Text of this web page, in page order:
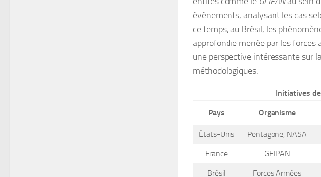
événements, analysant les cas
ce temps, au Brésil, les
approfondie menée par les forces
une perspective intéressante sur
méthodologiques.
Initiatives
Pays Organisme
États-Unis Pentagone, NASA
France GEIPAN
Brésil Forces Armées